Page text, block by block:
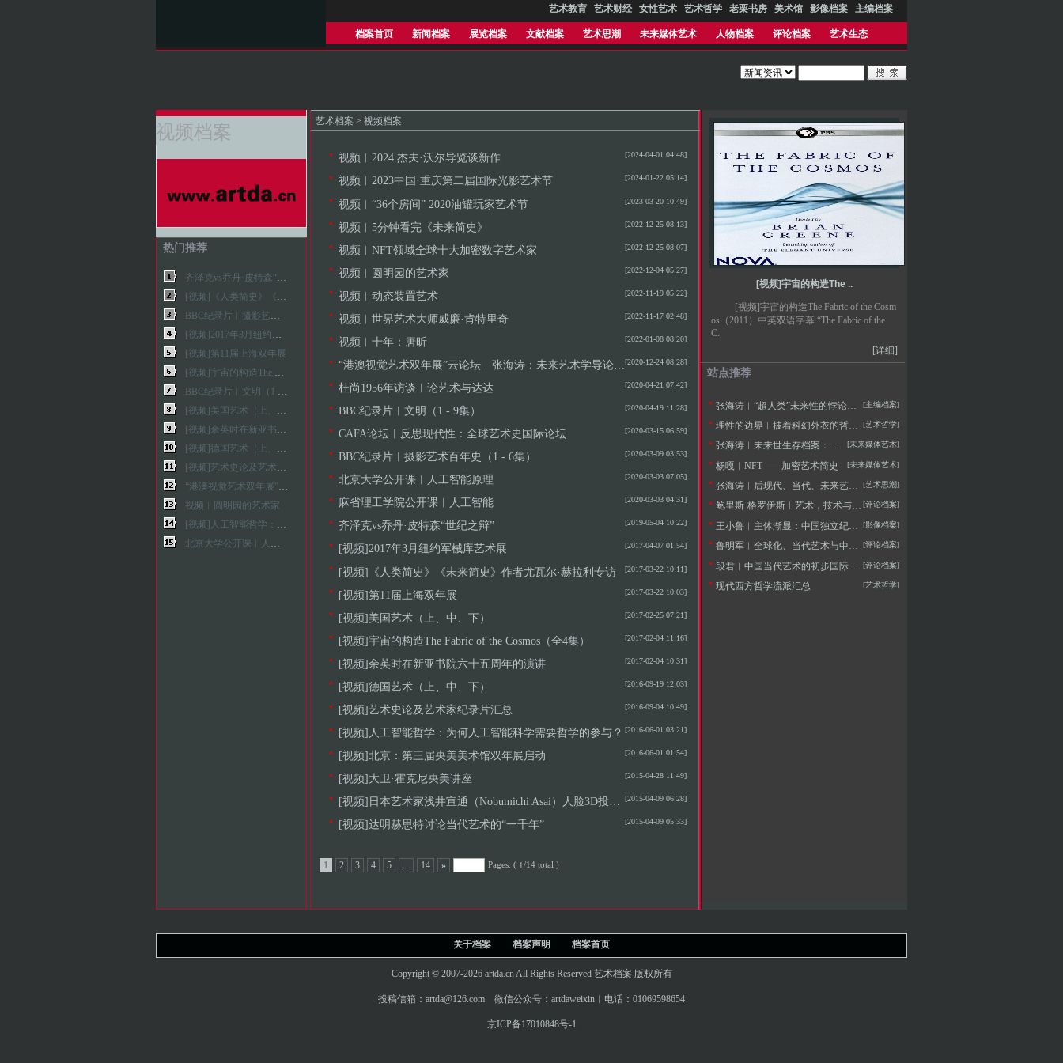
艺术教育 艺术财经 女性艺术 艺术哲学 老栗书房 美术馆 影像档案 主编档案
档案首页 新闻档案 展览档案 文献档案 艺术思潮 未来媒体艺术 人物档案 评论档案 艺术生态
艺术档案 > 视频档案
[2024-04-01 04:48]
视频︱2024 杰夫·沃尔导览谈新作
[2024-01-22 05:14]
视频︱2023中国·重庆第二届国际光影艺术节
[2023-03-20 10:49]
视频︱“36个房间” 2020油罐玩家艺术节
[2022-12-25 08:13]
视频︱5分钟看完《未来简史》
[2022-12-25 08:07]
视频︱NFT领域全球十大加密数字艺术家
[2022-12-04 05:27]
视频︱圆明园的艺术家
[2022-11-19 05:22]
视频︱动态装置艺术
[2022-11-17 02:48]
视频︱世界艺术大师威廉·肯特里奇
[2022-01-08 08:20]
视频︱十年：唐昕
[2020-12-24 08:28]
“港澳视觉艺术双年展”云论坛︱张海涛：未来艺术学导论—未来启示当代
[2020-04-21 07:42]
杜尚1956年访谈︱论艺术与达达
[2020-04-19 11:28]
BBC纪录片︱文明（1 - 9集）
[2020-03-15 06:59]
CAFA论坛︱反思现代性：全球艺术史国际论坛
[2020-03-09 03:53]
BBC纪录片︱摄影艺术百年史（1 - 6集）
[2020-03-03 07:05]
北京大学公开课︱人工智能原理
[2020-03-03 04:31]
麻省理工学院公开课︱人工智能
[2019-05-04 10:22]
齐泽克vs乔丹·皮特森“世纪之辩”
[2017-04-07 01:54]
[视频]2017年3月纽约军械库艺术展
[2017-03-22 10:11]
[视频]《人类简史》《未来简史》作者尤瓦尔·赫拉利专访
[2017-03-22 10:03]
[视频]第11届上海双年展
[2017-02-25 07:21]
[视频]美国艺术（上、中、下）
[2017-02-04 11:16]
[视频]宇宙的构造The Fabric of the Cosmos（全4集）
[2017-02-04 10:31]
[视频]余英时在新亚书院六十五周年的演讲
[2016-09-19 12:03]
[视频]德国艺术（上、中、下）
[2016-09-04 10:49]
[视频]艺术史论及艺术家纪录片汇总
[2016-06-01 03:21]
[视频]人工智能哲学：为何人工智能科学需要哲学的参与？
[2016-06-01 01:54]
[视频]北京：第三届央美美术馆双年展启动
[2015-04-28 11:49]
[视频]大卫·霍克尼央美讲座
[2015-04-09 06:28]
[视频]日本艺术家浅井宣通（Nobumichi Asai）人脸3D投影特效作品
[2015-04-09 05:33]
[视频]达明赫思特讨论当代艺术的“一千年”
1 2 3 4 5 ... 14 » Pages: ( 1/14 total )
视频档案
热门推荐
齐泽克vs乔丹·皮特森“世纪之辩”
[视频]《人类简史》《未来简史》作者尤瓦尔·赫拉利专访
BBC纪录片︱摄影艺术百年史（1 - 6集）
[视频]2017年3月纽约军械库艺术展
[视频]第11届上海双年展
[视频]宇宙的构造The Fabric of the Cosmos（全4集）
BBC纪录片︱文明（1 - 9集）
[视频]美国艺术（上、中、下）
[视频]余英时在新亚书院六十五周年的演讲
[视频]德国艺术（上、中、下）
[视频]艺术史论及艺术家纪录片汇总
“港澳视觉艺术双年展”云论坛︱张海涛：未来艺术学导论—未来启示当代
视频︱圆明园的艺术家
[视频]人工智能哲学：为何人工智能科学需要哲学的参与？
北京大学公开课︱人工智能原理
[视频]宇宙的构造The ..
[视频]宇宙的构造The Fabric of the Cosm
os（2011）中英双语字幕 “The Fabric of the
C..
[详细]
站点推荐
[主编档案]
张海涛︱“超人类”未来性的悖论——不断定义的人类与超人本的两用困境
[艺术哲学]
理性的边界︱披着科幻外衣的哲学拷问
[未来媒体艺术]
张海涛︱未来世生存档案：未来学与未来艺术学的定义及思潮
[未来媒体艺术]
杨嘎︱NFT——加密艺术简史
[艺术思潮]
张海涛︱后现代、当代、未来艺术思潮的历史逻辑与特征
[评论档案]
鲍里斯·格罗伊斯︱艺术，技术与人文主义
[影像档案]
王小鲁︱主体渐显：中国独立纪录片20年的观察
[评论档案]
鲁明军︱全球化、当代艺术与中国社会变革
[评论档案]
段君︱中国当代艺术的初步国际化——20世纪90年代美术批评的窘境
[艺术哲学]
现代西方哲学流派汇总
关于档案 档案声明 档案首页
Copyright © 2007-2026 artda.cn All Rights Reserved 艺术档案 版权所有
投稿信箱：artda@126.com 微信公众号：artdaweixin︱电话：01069598654
京ICP备17010848号-1